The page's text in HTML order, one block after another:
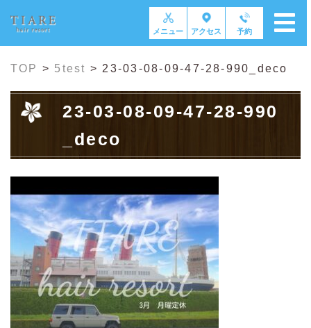
メニュー アクセス 予約
TOP > 5test > 23-03-08-09-47-28-990_deco
23-03-08-09-47-28-990
_deco